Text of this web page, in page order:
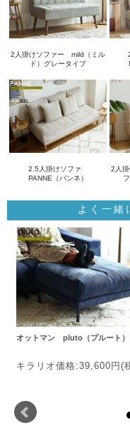
2人掛けソファー mild（ミル
ド）グレータイプ
2.5人掛けソファ
PANNE（パンネ）
2人
よく一緒
オットマン pluto（プルート）
キラリオ価格:39,600円(